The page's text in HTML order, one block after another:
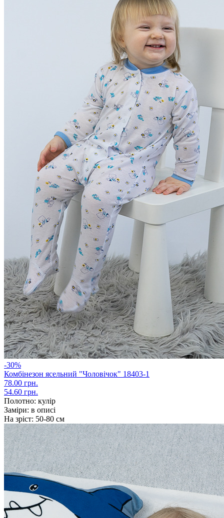
-30%
Комбінезон ясельний "Чоловічок" 18403-1
78.00 грн.
54.60 грн.
Полотно: кулір
Заміри: в описі
На зріст: 50-80 см